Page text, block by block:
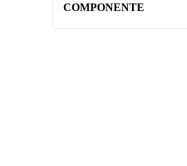
COMPONENTE